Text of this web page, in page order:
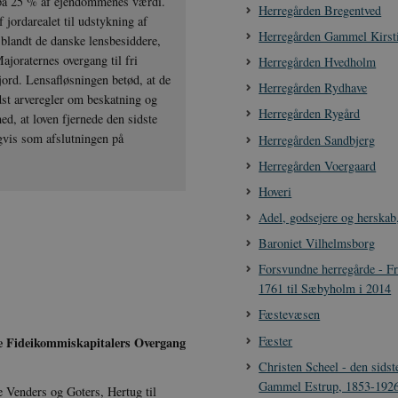
jordarealet til udstykning af
de danske lensbesiddere,
overgang til fri
Lensafløsningen betød, at de
arveregler om beskatning og
at loven fjernede den sidste
som afslutningen på
Fideikommiskapitalers Overgang
og Goters, Hertug til
Herregården Bregentved
Herregården Gammel
Herregården Hvedholm
Herregården Rydhave
Herregården Rygård
Herregården Sandbjerg
Herregården Voergaard
Hoveri
Adel, godsejere og
Baroniet Vilhelmsborg
Forsvundne herregårde -
1761 til Sæbyholm i 2014
Fæstevæsen
Fæster
Christen Scheel - den
Gammel Estrup, 1853-